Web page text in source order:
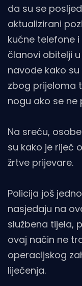
da su se
aktualizirani
kućne telefone
članovi obitelji
navode kako
zbog prijeloma
nogu ako se ne
Na sreću,
su kako je riječ
žrtve prijevare.
Policija još
nasjedaju na
službena tijela,
ovaj način ne
operacijskog
liječenja.